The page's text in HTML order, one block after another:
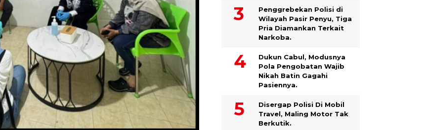
Penggrebekan Polisi di
Wilayah Pasir Penyu, Tiga
Pria Diamankan Terkait
Narkoba.
Dukun Cabul, Modusnya
Pola Pengobatan Wajib
Nikah Batin Gagahi
Pasiennya.
Disergap Polisi Di Mobil
Travel, Maling Motor Tak
Berkutik.